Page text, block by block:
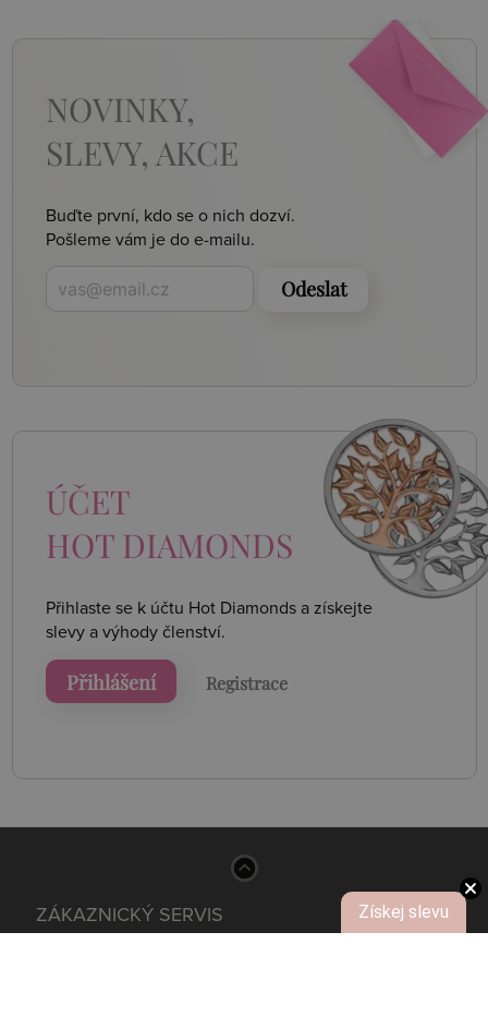
NOVINKY,
SLEVY, AKCE
Buďte první, kdo se o nich dozví.
Pošleme vám je do e-mailu.
Odeslat
ÚČET
HOT DIAMONDS
Přihlaste se k účtu Hot Diamonds a získejte
slevy a výhody členství.
Přihlášení Registrace
ZÁKAZNICKÝ SERVIS Získej slevu